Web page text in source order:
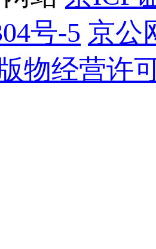
号-5 京公
物经营许